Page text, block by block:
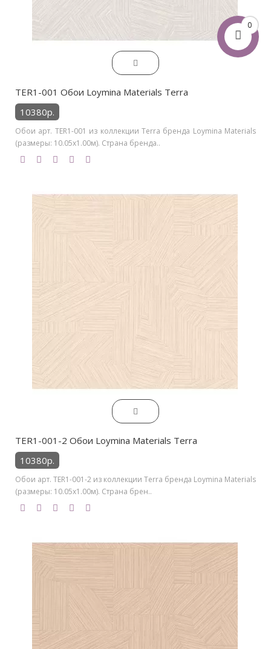
0
TER1-001 Обои Loymina Materials Terra
10380р.
Обои арт. TER1-001 из коллекции Terra бренда Loymina Materials
(размеры: 10.05х1.00м). Страна бренда..
TER1-001-2 Обои Loymina Materials Terra
10380р.
Обои арт. TER1-001-2 из коллекции Terra бренда Loymina Materials
(размеры: 10.05х1.00м). Страна брен..